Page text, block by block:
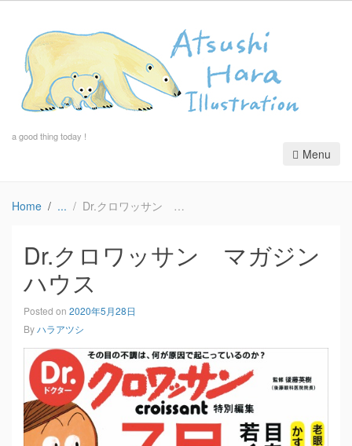
a good thing today !
Menu
Home Dr.クロワッサン マガジンハウス
Dr.クロワッサン マガジン
ハウス
Posted on 2020年5月28日
Byハラアツシ